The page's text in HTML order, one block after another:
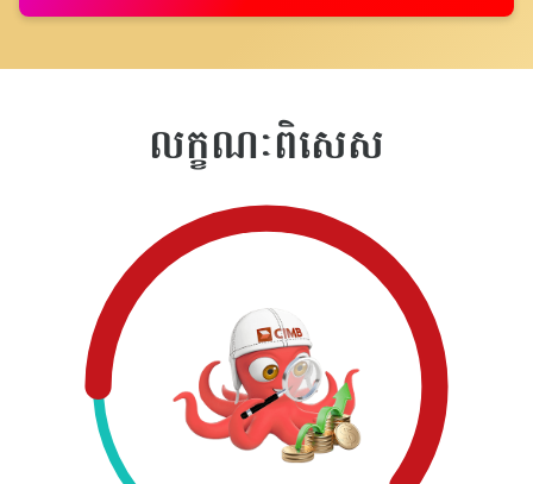
លក្ខណៈពិសេស